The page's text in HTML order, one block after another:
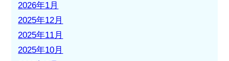
2026年1月
2025年12月
2025年11月
2025年10月